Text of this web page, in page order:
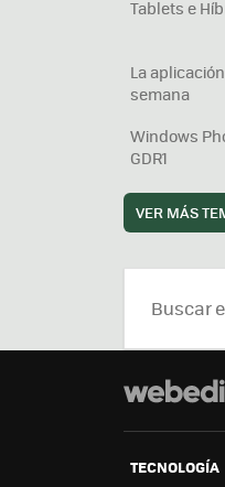
Tablets e
La
semana
Windows
GDR1
VER MÁS
TECNOLOGÍA